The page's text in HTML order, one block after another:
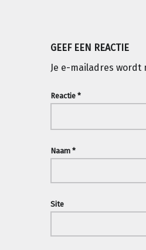
GEEF EEN REACTIE
Je e-mailadres wordt
Reactie *
Naam *
Site